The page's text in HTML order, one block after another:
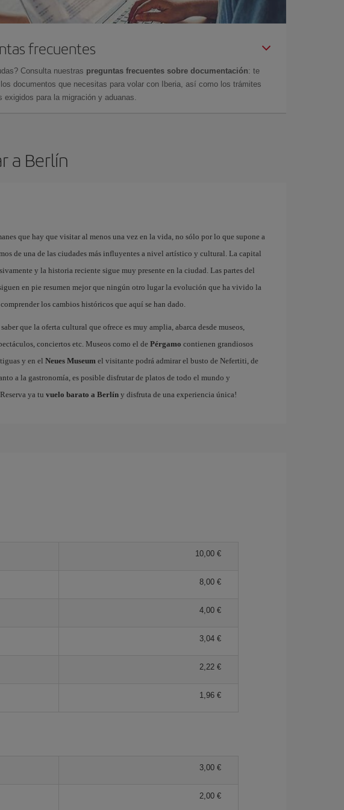
frecuentes
Consulta nuestras preguntas frecuentes sobre documentación: te
documentos que necesitas para volar con Iberia, así como los trámites
exigidos para la migración y aduanas.
a Berlín
que hay que visitar al menos una vez en la vida, no sólo por lo que supone a
de una de las ciudades más influyentes a nivel artístico y cultural. La capital
y la historia reciente sigue muy presente en la ciudad. Las partes del
en pie resumen mejor que ningún otro lugar la evolución que ha vivido la
los cambios históricos que aquí se han dado.
que la oferta cultural que ofrece es muy amplia, abarca desde museos,
conciertos etc. Museos como el de Pérgamo contienen grandiosos
y en el Neues Museumel visitante podrá admirar el busto de Nefertiti, de
a la gastronomía, es posible disfrutar de platos de todo el mundo y
ya tu vuelo barato a Berlíny disfruta de una experiencia única!
10,00 €
8,00 €
4,00 €
3,04 €
2,22 €
1,96 €
3,00 €
2,00 €